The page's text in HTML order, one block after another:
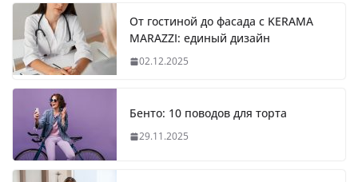
От гостиной до фасада с KERAMA
MARAZZI: единый дизайн
02.12.2025
Бенто: 10 поводов для торта
29.11.2025